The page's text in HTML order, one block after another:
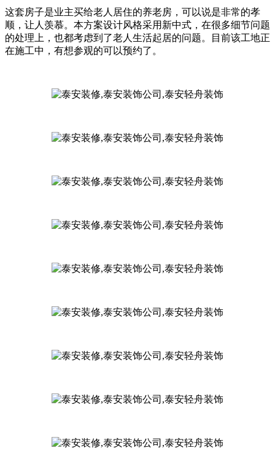
这套房子是业主买给老人居住的养老房，可以说是非常的孝
顺，让人羡慕。本方案设计风格采用新中式，在很多细节问题
的处理上，也都考虑到了老人生活起居的问题。目前该工地正
在施工中，有想参观的可以预约了。